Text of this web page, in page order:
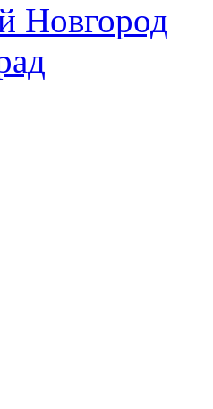
Новгород